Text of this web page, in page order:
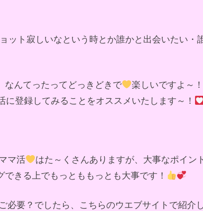
ット寂しいなという時とか誰かと出会いたい・
なんてったってどっきどきで
楽しいですよ～！
登録してみることをオススメいたします～！
マ活
はた～くさんありますが、大事なポイン
きる上でもっとももっとも大事です！
要？でしたら、こちらのウエブサイトで紹介